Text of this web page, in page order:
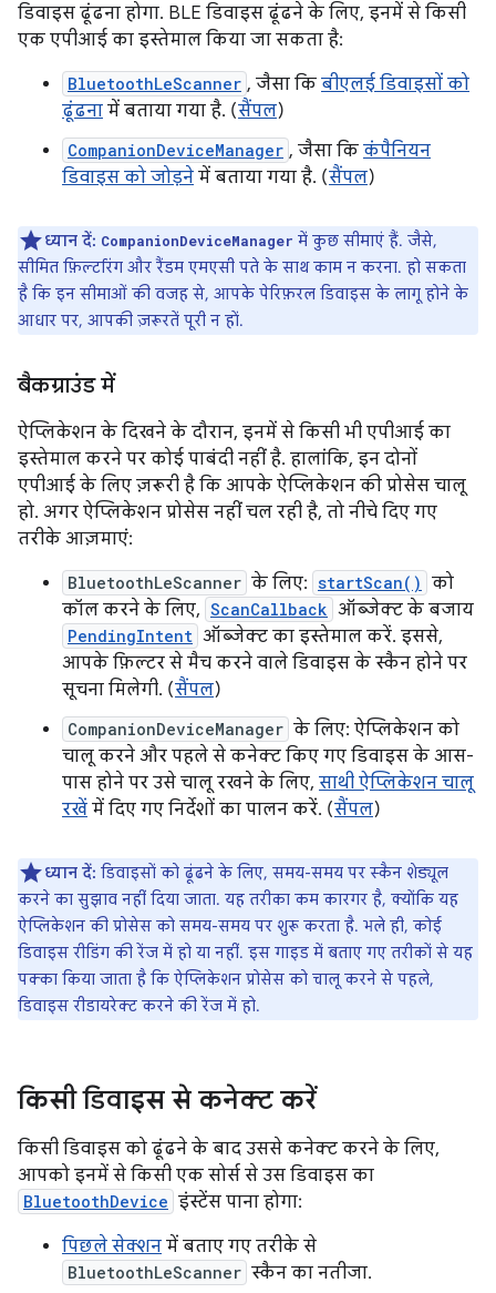
डिवाइस ढूंढना होगा. BLE डिवाइस ढूंढने के लिए, इनमें से किसी
एक एपीआई का इस्तेमाल किया जा सकता है:
BluetoothLeScanner , जैसा कि बीएलई डिवाइसों को
ढूंढना में बताया गया है. (सैंपल)
CompanionDeviceManager , जैसा कि कंपैनियन
डिवाइस को जोड़ने में बताया गया है. (सैंपल)
ध्यान दें: CompanionDeviceManager में कुछ सीमाएं हैं. जैसे,
सीमित फ़िल्टरिंग और रैंडम एमएसी पते के साथ काम न करना. हो सकता
है कि इन सीमाओं की वजह से, आपके पेरिफ़रल डिवाइस के लागू होने के
आधार पर, आपकी ज़रूरतें पूरी न हों.
बैकग्राउंड में
ऐप्लिकेशन के दिखने के दौरान, इनमें से किसी भी एपीआई का
इस्तेमाल करने पर कोई पाबंदी नहीं है. हालांकि, इन दोनों
एपीआई के लिए ज़रूरी है कि आपके ऐप्लिकेशन की प्रोसेस चालू
हो. अगर ऐप्लिकेशन प्रोसेस नहीं चल रही है, तो नीचे दिए गए
तरीके आज़माएं:
BluetoothLeScanner के लिए: startScan() को
कॉल करने के लिए, ScanCallback ऑब्जेक्ट के बजाय
PendingIntent ऑब्जेक्ट का इस्तेमाल करें. इससे,
आपके फ़िल्टर से मैच करने वाले डिवाइस के स्कैन होने पर
सूचना मिलेगी. (सैंपल)
CompanionDeviceManager के लिए: ऐप्लिकेशन को
चालू करने और पहले से कनेक्ट किए गए डिवाइस के आस-
पास होने पर उसे चालू रखने के लिए, साथी ऐप्लिकेशन चालू
रखें में दिए गए निर्देशों का पालन करें. (सैंपल)
ध्यान दें: डिवाइसों को ढूंढने के लिए, समय-समय पर स्कैन शेड्यूल
करने का सुझाव नहीं दिया जाता. यह तरीका कम कारगर है, क्योंकि यह
ऐप्लिकेशन की प्रोसेस को समय-समय पर शुरू करता है. भले ही, कोई
डिवाइस रीडिंग की रेंज में हो या नहीं. इस गाइड में बताए गए तरीकों से यह
पक्का किया जाता है कि ऐप्लिकेशन प्रोसेस को चालू करने से पहले,
डिवाइस रीडायरेक्ट करने की रेंज में हो.
किसी डिवाइस से कनेक्ट करें
किसी डिवाइस को ढूंढने के बाद उससे कनेक्ट करने के लिए,
आपको इनमें से किसी एक सोर्स से उस डिवाइस का
BluetoothDevice इंस्टेंस पाना होगा:
पिछले सेक्शन में बताए गए तरीके से
BluetoothLeScanner स्कैन का नतीजा.